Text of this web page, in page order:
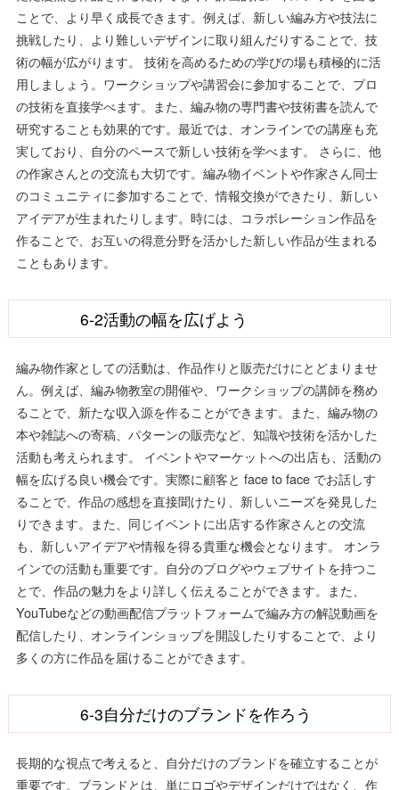
ことで、より早く成長できます。例えば、新しい編み方や技法に
挑戦したり、より難しいデザインに取り組んだりすることで、技
術の幅が広がります。 技術を高めるための学びの場も積極的に活
用しましょう。ワークショップや講習会に参加することで、プロ
の技術を直接学べます。また、編み物の専門書や技術書を読んで
研究することも効果的です。最近では、オンラインでの講座も充
実しており、自分のペースで新しい技術を学べます。 さらに、他
の作家さんとの交流も大切です。編み物イベントや作家さん同士
のコミュニティに参加することで、情報交換ができたり、新しい
アイデアが生まれたりします。時には、コラボレーション作品を
作ることで、お互いの得意分野を活かした新しい作品が生まれる
こともあります。
6-2活動の幅を広げよう
編み物作家としての活動は、作品作りと販売だけにとどまりませ
ん。例えば、編み物教室の開催や、ワークショップの講師を務め
ることで、新たな収入源を作ることができます。また、編み物の
本や雑誌への寄稿、パターンの販売など、知識や技術を活かした
活動も考えられます。 イベントやマーケットへの出店も、活動の
幅を広げる良い機会です。実際に顧客と face to face でお話しす
ることで、作品の感想を直接聞けたり、新しいニーズを発見した
りできます。また、同じイベントに出店する作家さんとの交流
も、新しいアイデアや情報を得る貴重な機会となります。 オンラ
インでの活動も重要です。自分のブログやウェブサイトを持つこ
とで、作品の魅力をより詳しく伝えることができます。また、
YouTubeなどの動画配信プラットフォームで編み方の解説動画を
配信したり、オンラインショップを開設したりすることで、より
多くの方に作品を届けることができます。
6-3自分だけのブランドを作ろう
長期的な視点で考えると、自分だけのブランドを確立することが
重要です。ブランドとは、単にロゴやデザインだけではなく、作